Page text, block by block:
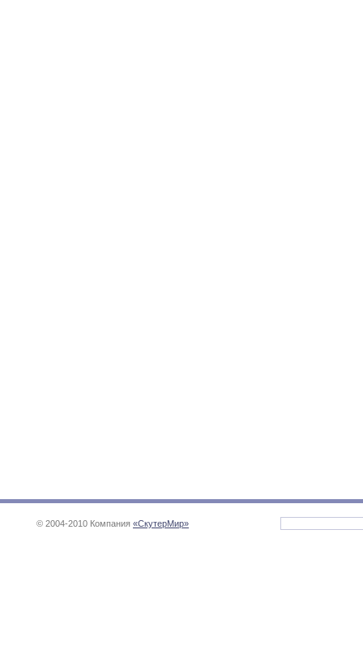
© 2004-2010 Компания «СкутерМир»